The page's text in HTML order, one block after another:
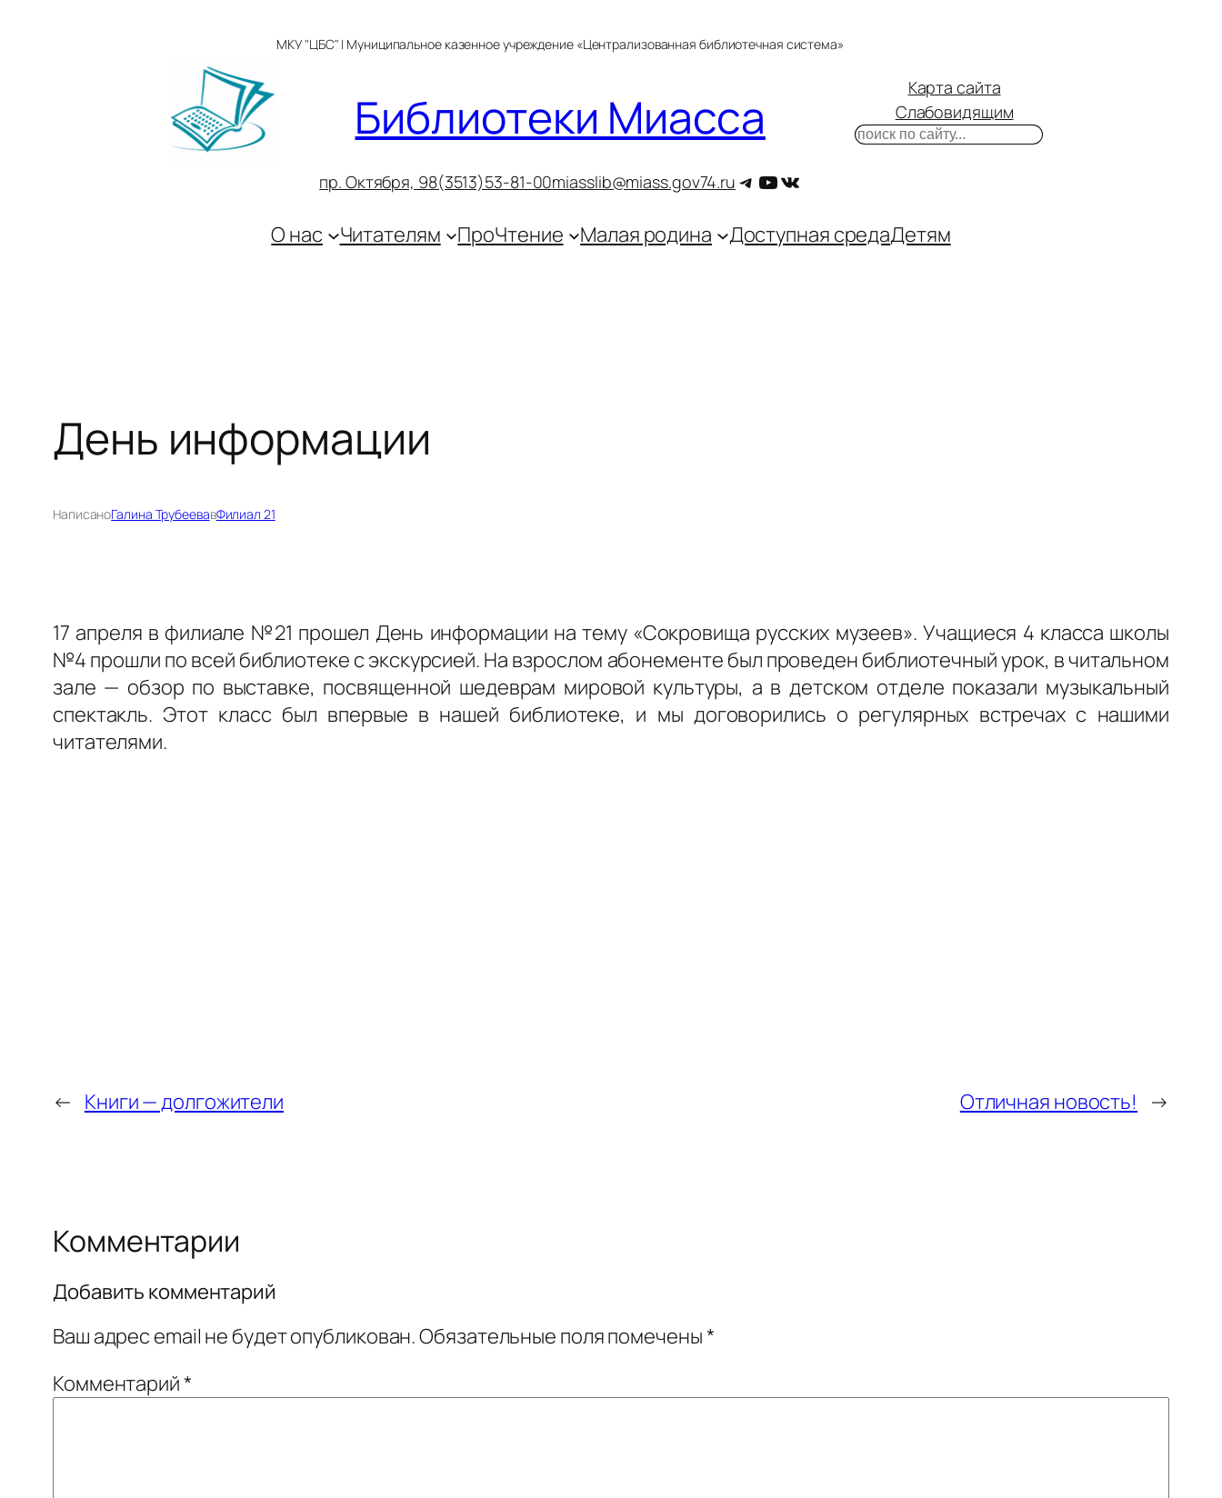
МКУ "ЦБС" | Муниципальное казенное учреждение «Централизованная библиотечная система»
Библиотеки Миасса
пр. Октября, 98(3513)53-81-00miasslib@miass.gov74.ru Telegram
YouTube
ВКонтакте
Карта сайта
Слабовидящим
Поиск
О нас Читателям ПроЧтение Малая родина Доступная средаДетям
День информации
НаписаноГалина ТрубеевавФилиал 21
17 апреля в филиале №21 прошел День информации на тему «Сокровища русских музеев». Учащиеся 4 класса школы
№4 прошли по всей библиотеке с экскурсией. На взрослом абонементе был проведен библиотечный урок, в читальном
зале — обзор по выставке, посвященной шедеврам мировой культуры, а в детском отделе показали музыкальный
спектакль. Этот класс был впервые в нашей библиотеке, и мы договорились о регулярных встречах с нашими
читателями.
← Книги — долгожители Отличная новость! →
Комментарии
Добавить комментарий
Ваш адрес email не будет опубликован.Обязательные поля помечены*
Комментарий*